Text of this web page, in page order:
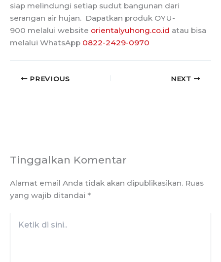
siap melindungi setiap sudut bangunan dari
serangan air hujan. Dapatkan produk OYU-
900 melalui website orientalyuhong.co.id atau bisa
melalui WhatsApp 0822-2429-0970
PREVIOUS NEXT
Tinggalkan Komentar
Alamat email Anda tidak akan dipublikasikan. Ruas
yang wajib ditandai *